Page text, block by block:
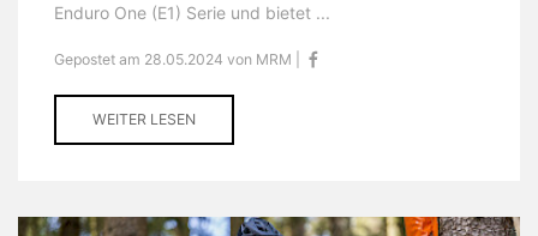
Enduro One (E1) Serie und bietet ...
Gepostet am 28.05.2024 von MRM |
WEITER LESEN